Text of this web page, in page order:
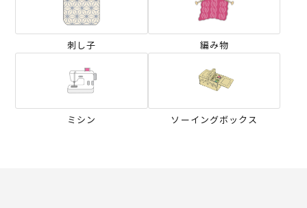
刺し子 編み物
ミシン ソーイングボックス